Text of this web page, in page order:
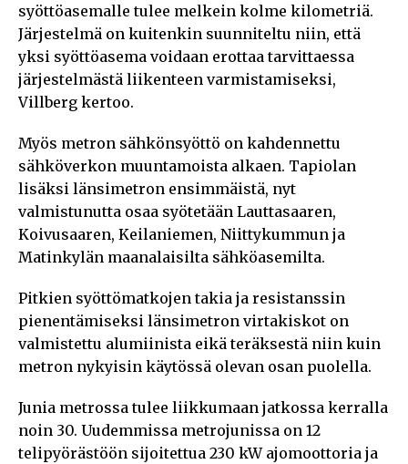
syöttöasemalle tulee melkein kolme kilometriä.
Järjestelmä on kuitenkin suunniteltu niin, että
yksi syöttöasema voidaan erottaa tarvittaessa
järjestelmästä liikenteen varmistamiseksi,
Villberg kertoo.
Myös metron sähkönsyöttö on kahdennettu
sähköverkon muuntamoista alkaen. Tapiolan
lisäksi länsimetron ensimmäistä, nyt
valmistunutta osaa syötetään Lauttasaaren,
Koivusaaren, Keilaniemen, Niittykummun ja
Matinkylän maanalaisilta sähköasemilta.
Pitkien syöttömatkojen takia ja resistanssin
pienentämiseksi länsimetron virtakiskot on
valmistettu alumiinista eikä teräksestä niin kuin
metron nykyisin käytössä olevan osan puolella.
Junia metrossa tulee liikkumaan jatkossa kerralla
noin 30. Uudemmissa metrojunissa on 12
telipyörästöön sijoitettua 230 kW ajomoottoria ja